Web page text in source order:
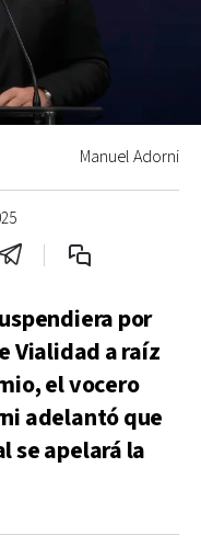
Manuel Adorni
por
Vialidad a raíz
el vocero
adelantó que
se apelará la